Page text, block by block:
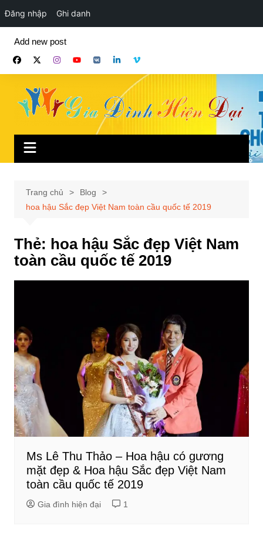
Đăng nhập Ghi danh
phần
Add new post
Trang chủ
Blog
hoa hậu Sắc đẹp Việt Nam toàn cầu quốc tế 2019
Thẻ: hoa hậu Sắc đẹp Việt Nam
toàn cầu quốc tế 2019
Ms Lê Thu Thảo – Hoa hậu có gương
mặt đẹp & Hoa hậu Sắc đẹp Việt Nam
toàn cầu quốc tế 2019
Gia đình hiện đại 1